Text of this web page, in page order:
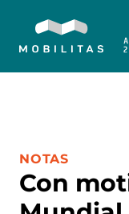
Con
CATEGORÍA:
NOTAS